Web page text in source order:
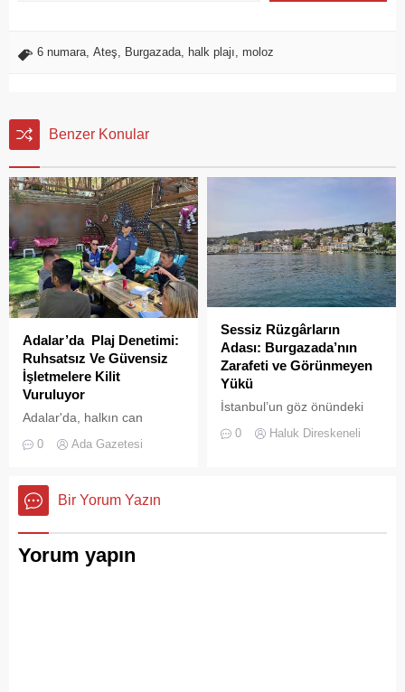
6 numara Ateş Burgazada halk plajı moloz
Benzer Konular
Adalar’da Plaj Denetimi:
Ruhsatsız Ve Güvensiz
İşletmelere Kilit
Vuruluyor
Adalar'da, halkın can
güvenliğini sağlamak ve
haksız işgallerin önüne
çaplı bir denetim
operasyonu başlatıldı.
0 Ada Gazetesi
Sessiz Rüzgârların
Adası: Burgazada’nın
Zarafeti ve Görünmeyen
Yükü
İstanbul’un göz önündeki
denize doğru bakıldığında,
0 Haluk Direskeneli
Bir Yorum Yazın
Yorum yapın